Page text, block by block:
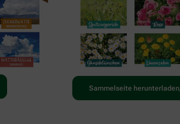
Sammelseite herunterladen